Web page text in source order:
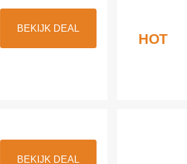
BEKIJK DEAL
HOT
BEKIJK DEAL